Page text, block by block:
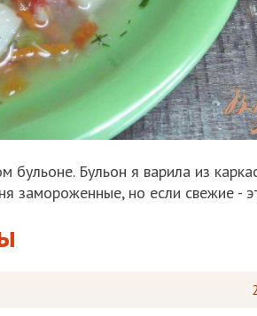
бульоне. Бульон я варила из
замороженные, но если свежие -